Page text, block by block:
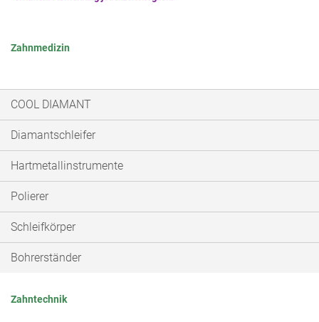
Zahnmedizin
COOL DIAMANT
Diamantschleifer
Hartmetallinstrumente
Polierer
Schleifkörper
Bohrerständer
Zahntechnik